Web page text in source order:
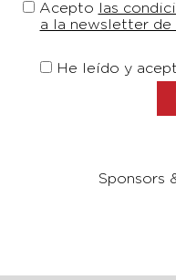
Acepto las
a la newsletter de
He leído y
Sponsors